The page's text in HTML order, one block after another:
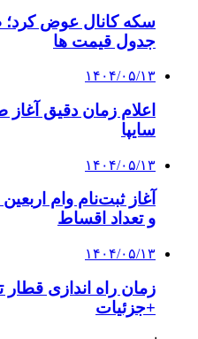
جدول قیمت ها
۱۴۰۴/۰۵/۱۳
اعلام زمان دقیق
سایپا
۱۴۰۴/۰۵/۱۳
آغاز ثبت‌نام وام
و تعداد اقساط
۱۴۰۴/۰۵/۱۳
زمان راه اندازی
+جزئیات